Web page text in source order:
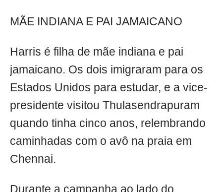
MÃE INDIANA E PAI JAMAICANO
Harris é filha de mãe indiana e pai
jamaicano. Os dois imigraram para os
Estados Unidos para estudar, e a vice-
presidente visitou Thulasendrapuram
quando tinha cinco anos, relembrando
caminhadas com o avô na praia em
Chennai.
Durante a campanha ao lado do